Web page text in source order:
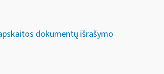
dokumentų išrašymo